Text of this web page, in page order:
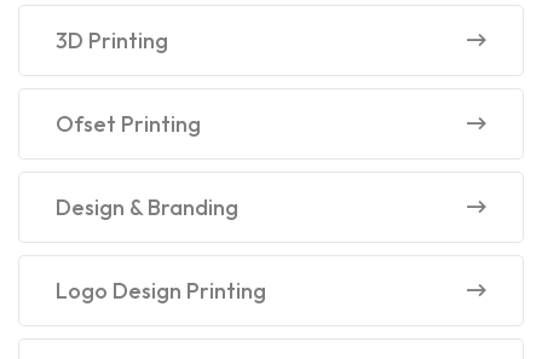
3D Printing
Ofset Printing
Design & Branding
Logo Design Printing